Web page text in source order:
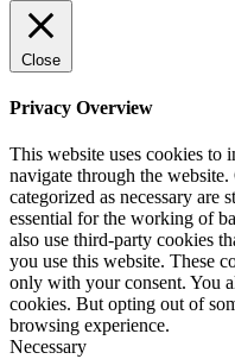
Close
Privacy Overview
This website uses cookies to
navigate through the
categorized as necessary are
essential for the working of
also use third-party cookies
you use this website. These
only with your consent. You
cookies. But opting out of
browsing experience.
Necessary